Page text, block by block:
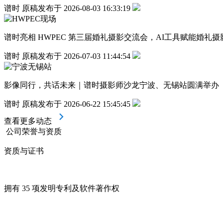
谱时 原稿发布于 2026-08-03 16:33:19
谱时亮相 HWPEC 第三届婚礼摄影交流会，AI工具赋能婚礼摄
谱时 原稿发布于 2026-07-03 11:44:54
影像同行，共话未来｜谱时摄影师沙龙宁波、无锡站圆满举办
谱时 原稿发布于 2026-06-22 15:45:45
查看更多动态
公司荣誉与资质
资质与证书
拥有 35 项发明专利及软件著作权